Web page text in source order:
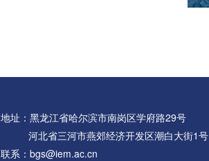
地址：黑龙江省哈尔滨市南岗区学府路29号
河北省三河市燕郊经济开发区潮白大街1号
联系：bgs@iem.ac.cn